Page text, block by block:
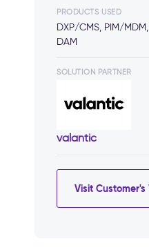
PRODUCTS USED
DXP/CMS, PIM/
DAM
SOLUTION PARTNER
valantic
Visit Customer's